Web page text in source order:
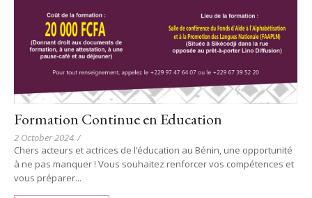
Formation Continue en Education
2 October 2024 /
Chers acteurs et actrices de l’éducation au Bénin, une opportunité
à ne pas manquer ! Vous souhaitez renforcer vos compétences et
vous préparer...